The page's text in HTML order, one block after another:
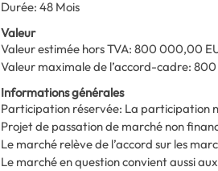
Durée: 48 Mois
Valeur
Valeur estimée hors TVA: 800 000,00
Valeur maximale de l’accord-cadre:
Informations générales
Participation réservée: La participation
Projet de passation de marché non
Le marché relève de l’accord sur les
Le marché en question convient aussi